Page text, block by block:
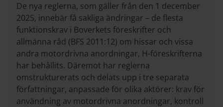
De nya reglerna, som gäller från den 1 december
2025, innebär få sakliga ändringar – de flesta
funktionskrav i Boverkets föreskrifter och
allmänna råd (BFS 2011:12) om hissar och vissa
andra motordrivna anordningar, H-föreskrifterna
har behållits. Däremot har reglerna
omstrukturerats och delats upp i tre separata
författningar, anpassade för olika aktörer: krav för
användning av motordrivna anordningar, kontroll